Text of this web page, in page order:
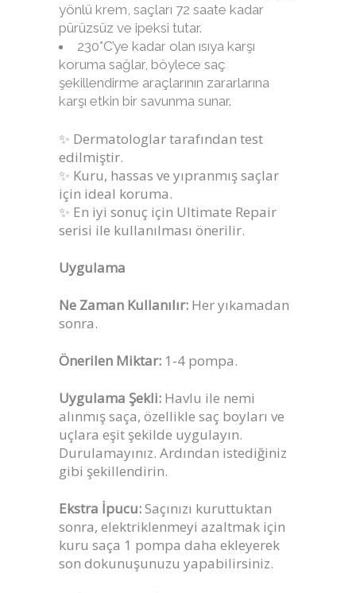
yönlü krem, saçları 72 saate kadar
pürüzsüz ve ipeksi tutar.
230°C’ye kadar olan ısıya karşı
koruma sağlar, böylece saç
şekillendirme araçlarının zararlarına
karşı etkin bir savunma sunar.
✨ Dermatologlar tarafından test
edilmiştir.
✨ Kuru, hassas ve yıpranmış saçlar
için ideal koruma.
✨ En iyi sonuç için Ultimate Repair
serisi ile kullanılması önerilir.
Uygulama
Ne Zaman Kullanılır: Her yıkamadan
sonra.
Önerilen Miktar: 1-4 pompa.
Uygulama Şekli: Havlu ile nemi
alınmış saça, özellikle saç boyları ve
uçlara eşit şekilde uygulayın.
Durulamayınız. Ardından istediğiniz
gibi şekillendirin.
Ekstra İpucu:Saçınızı kuruttuktan
sonra, elektriklenmeyi azaltmak için
kuru saça 1 pompa daha ekleyerek
son dokunuşunuzu yapabilirsiniz.